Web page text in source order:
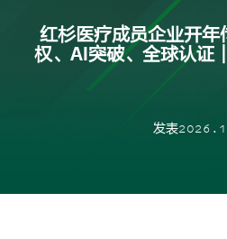
红杉医疗成员企业开
权、AI突破、全球认证
发表